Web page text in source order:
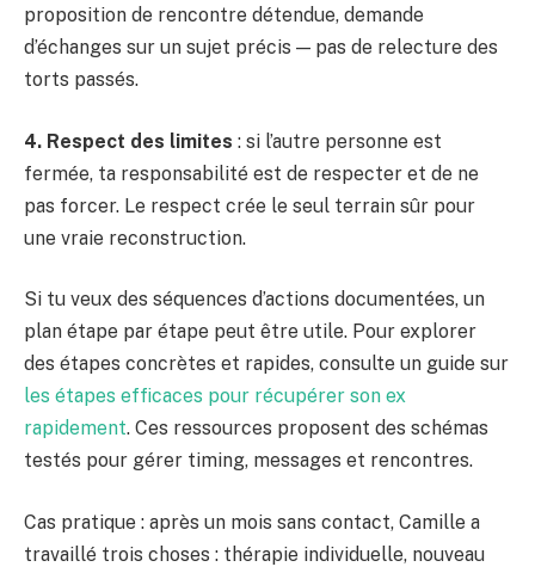
proposition de rencontre détendue, demande
d’échanges sur un sujet précis — pas de relecture des
torts passés.
4. Respect des limites : si l’autre personne est
fermée, ta responsabilité est de respecter et de ne
pas forcer. Le respect crée le seul terrain sûr pour
une vraie reconstruction.
Si tu veux des séquences d’actions documentées, un
plan étape par étape peut être utile. Pour explorer
des étapes concrètes et rapides, consulte un guide sur
les étapes efficaces pour récupérer son ex
rapidement. Ces ressources proposent des schémas
testés pour gérer timing, messages et rencontres.
Cas pratique : après un mois sans contact, Camille a
travaillé trois choses : thérapie individuelle, nouveau